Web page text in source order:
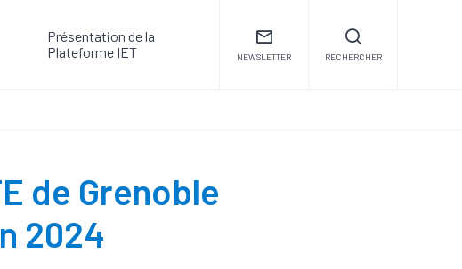
Présentation de la
Plateforme IET
NEWSLETTER RECHERCHER
de Grenoble
2024